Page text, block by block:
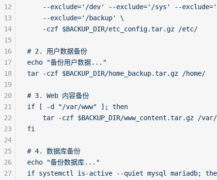
--exclude='/dev' --exclude='/sys' --
    --exclude='/backup' \
    -czf $BACKUP_DIR/etc_config.tar.gz /etc/
# 2. 用户数据备份
echo "备份用户数据..."
tar -czf $BACKUP_DIR/home_backup.tar.gz /home/
# 3. Web 内容备份
if [ -d "/var/www" ]; then
tar -czf $BACKUP_DIR/www_content.tar.gz /
fi
# 4. 数据库备份
echo "备份数据库..."
if systemctl is-active --quiet mysql mariadb;
12
13
14
15
16
17
18
19
20
21
22
23
24
25
26
27